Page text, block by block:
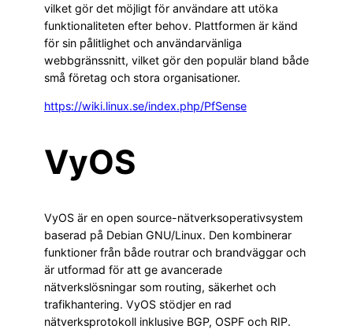
vilket gör det möjligt för användare att utöka
funktionaliteten efter behov. Plattformen är känd
för sin pålitlighet och användarvänliga
webbgränssnitt, vilket gör den populär bland både
små företag och stora organisationer.
https://wiki.linux.se/index.php/PfSense
VyOS
VyOS är en open source-nätverksoperativsystem
baserad på Debian GNU/Linux. Den kombinerar
funktioner från både routrar och brandväggar och
är utformad för att ge avancerade
nätverkslösningar som routing, säkerhet och
trafikhantering. VyOS stödjer en rad
nätverksprotokoll inklusive BGP, OSPF och RIP.